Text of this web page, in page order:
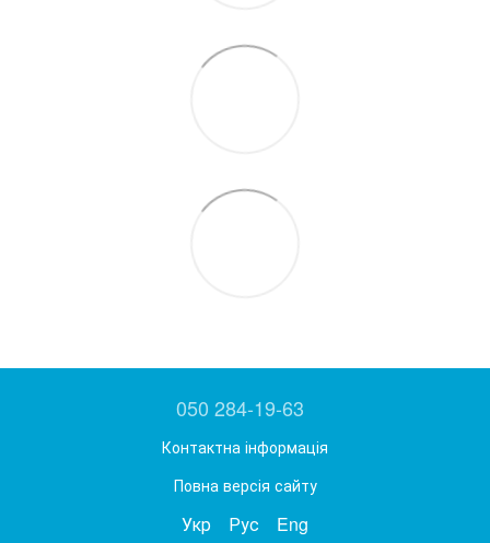
050 284-19-63
Контактна інформація
Повна версія сайту
Укр Рус Eng